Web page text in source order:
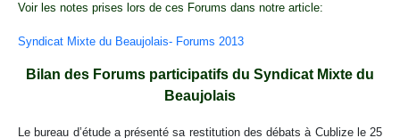
Voir les notes prises lors de ces Forums dans notre article:
Syndicat Mixte du Beaujolais- Forums 2013
Bilan des Forums participatifs du Syndicat Mixte du
Beaujolais
Le bureau d’étude a présenté sa restitution des débats à Cublize le 25